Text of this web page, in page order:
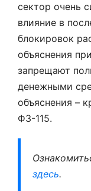
сектор очень
влияние в
блокировок
объяснения
запрещают
денежными
объяснения –
ФЗ-115.
здесь.